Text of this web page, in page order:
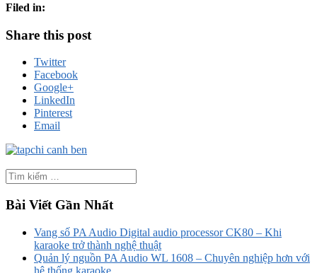
Filed in:
Share this post
Twitter
Facebook
Google+
LinkedIn
Pinterest
Email
Bài Viết Gần Nhất
Vang số PA Audio Digital audio processor CK80 – Khi
karaoke trở thành nghệ thuật
Quản lý nguồn PA Audio WL 1608 – Chuyên nghiệp hơn với
hệ thống karaoke